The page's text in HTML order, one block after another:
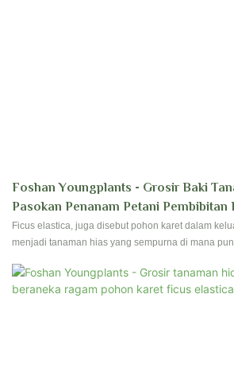
Foshan Youngplants - Grosir Baki
Pasokan Penanam Petani Pembibitan
Elastica 'Sofia'
Ficus elastica, juga disebut pohon karet dalam
menjadi tanaman hias yang sempurna di mana
mereka. Foshan Youngplants menghasilkan ficus
pendirian dimulai. Hubungi kami untuk memiliki